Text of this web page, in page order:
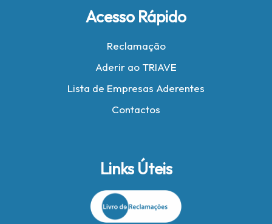
Acesso Rápido
Reclamação
Aderir ao TRIAVE
Lista de Empresas Aderentes
Contactos
Links Úteis